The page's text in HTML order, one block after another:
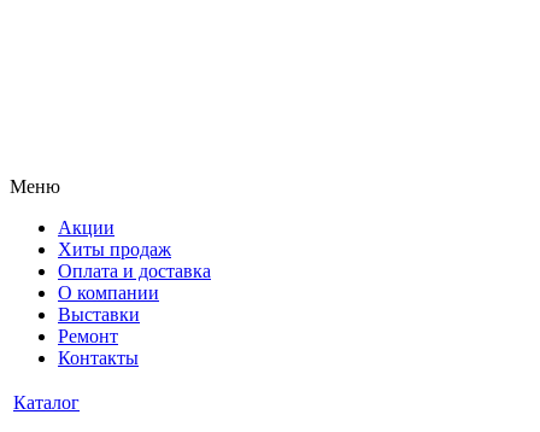
Меню
Акции
Хиты продаж
Оплата и доставка
О компании
Выставки
Ремонт
Контакты
Каталог